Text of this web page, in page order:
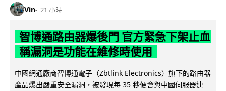
Vin 21 小時
智博通路由器爆後門 官方緊急下架止血
稱漏洞是功能在維修時使用
中國網通廠商智博通電子（Zbtlink Electronics）旗下的路由器
產品爆出嚴重安全漏洞，被發現每 35 秒便會與中國伺服器連